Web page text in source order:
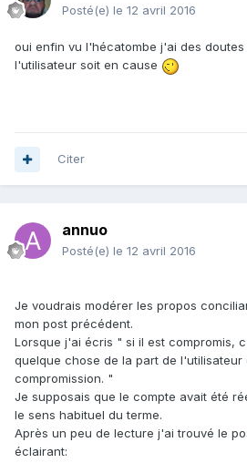
Posté(e) le 12 avril 2016
oui enfin vu l'hécatombe j'ai des
l'utilisateur soit en cause
Citer
annuo
Posté(e) le 12 avril 2016
Je voudrais modérer les propos
mon post précédent.
Lorsque j'ai écris " si il est compromis,
quelque chose de la part de l'utilisateur
compromission. "
Je supposais que le compte avait été
le sens habituel du terme.
Après un peu de lecture j'ai trouvé le
éclairant: